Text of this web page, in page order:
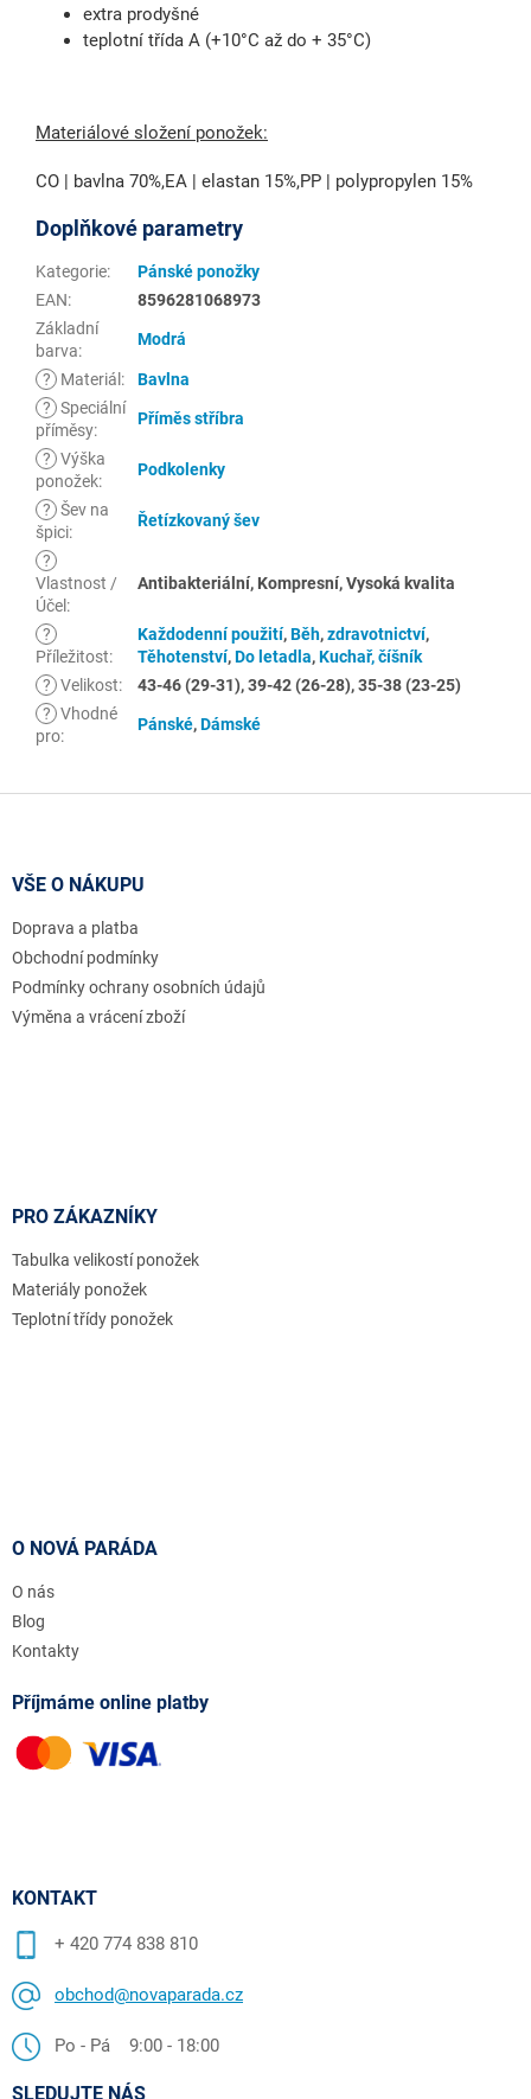
extra prodyšné
teplotní třída A (+10°C až do + 35°C)
Materiálové složení ponožek:
CO | bavlna 70%,EA | elastan 15%,PP | polypropylen 15%
Doplňkové parametry
Kategorie:
Pánské ponožky
EAN:
8596281068973
Základní
barva:
Modrá
? Materiál :
Bavlna
? Speciální
příměsy:
Příměs stříbra
? Výška
ponožek:
Podkolenky
? Šev na
špici:
Řetízkovaný šev
?
Vlastnost /
Účel :
Antibakteriální, Kompresní, Vysoká kvalita
?
Příležitost:
Každodenní použití,Běh,zdravotnictví,
Těhotenství,Do letadla,Kuchař, číšník
? Velikost:
43-46 (29-31), 39-42 (26-28), 35-38 (23-25)
? Vhodné
pro:
Pánské,Dámské
VŠE O NÁKUPU
Doprava a platba
Obchodní podmínky
Podmínky ochrany osobních údajů
Výměna a vrácení zboží
PRO ZÁKAZNÍKY
Tabulka velikostí ponožek
Materiály ponožek
Teplotní třídy ponožek
O NOVÁ PARÁDA
O nás
Blog
Kontakty
Příjmáme online platby
KONTAKT
+ 420 774 838 810
obchod@novaparada.cz
Po - Pá 9:00 - 18:00
SLEDUJTE NÁS